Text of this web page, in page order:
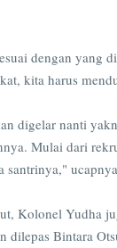
dengan yang
kita harus
digelar nanti
Mulai dari
santrinya,"
Kolonel Yudha
dilepas Bintara